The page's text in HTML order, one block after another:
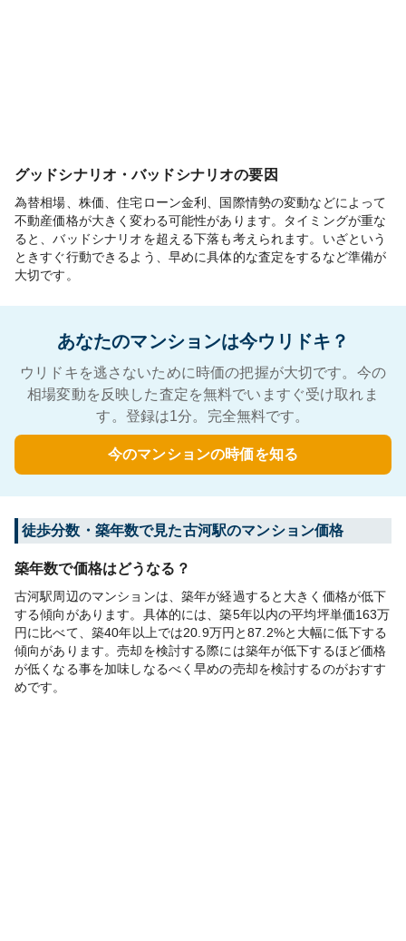
グッドシナリオ・バッドシナリオの要因
為替相場、株価、住宅ローン金利、国際情勢の変動などによって
不動産価格が大きく変わる可能性があります。タイミングが重な
ると、バッドシナリオを超える下落も考えられます。いざという
ときすぐ行動できるよう、早めに具体的な査定をするなど準備が
大切です。
あなたのマンションは今ウリドキ？
ウリドキを逃さないために時価の把握が大切です。今の
相場変動を反映した査定を無料でいますぐ受け取れま
す。登録は1分。完全無料です。
今のマンションの時価を知る
徒歩分数・築年数で見た古河駅のマンション価格
築年数で価格はどうなる？
古河駅周辺のマンションは、築年が経過すると大きく価格が低下
する傾向があります。具体的には、築5年以内の平均坪単価163万
円に比べて、築40年以上では20.9万円と87.2%と大幅に低下する
傾向があります。売却を検討する際には築年が低下するほど価格
が低くなる事を加味しなるべく早めの売却を検討するのがおすす
めです。